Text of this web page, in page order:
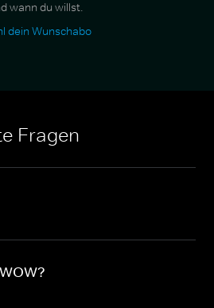
wann du willst.
dein Wunschabo
Fragen